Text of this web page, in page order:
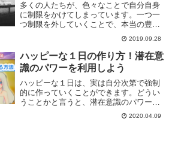
多くの人たちが、色々なことで自分自身
に制限をかけてしまっています。一つ一
つ制限を外していくことで、本当の豊か
さに気付くことが出来るようになってい
きます。人それぞれ違う本当の豊かさと
は？
2019.09.28
ハッピーな１日の作り方！潜在意
識のパワーを利用しよう
ハッピーな１日は、実は自分次第で強制
的に作っていくことができます。どうい
うことかと言うと、潜在意識のパワーを
利用することで、目の前に起こる出来事
を作っていくことができるのです。ハッ
2020.04.09